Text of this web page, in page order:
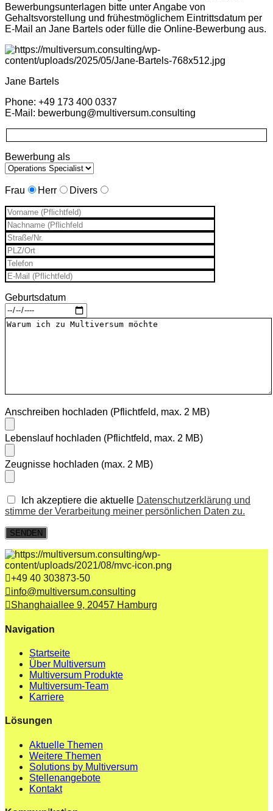
Bewerbungsunterlagen bitte unter Angabe von
Gehaltsvorstellung und frühestmöglichem Eintrittsdatum per
E-Mail an Jane Bartels oder fülle die Online-Bewerbung aus.
Jane Bartels
Phone: +49 173 400 0337
E-Mail: bewerbung@multiversum.consulting
Bewerbung als
Frau Herr Divers
Geburtsdatum
Anschreiben hochladen (Pflichtfeld, max. 2 MB)
Lebenslauf hochladen (Pflichtfeld, max. 2 MB)
Zeugnisse hochladen (max. 2 MB)
Ich akzeptiere die aktuelle Datenschutzerklärung und
stimme der Verarbeitung meiner persönlichen Daten zu.
+49 40 303873-50
info@multiversum.consulting
Shanghaiallee 9, 20457 Hamburg
Navigation
Startseite
Über Multiversum
Multiversum Produkte
Multiversum-Team
Karriere
Lösungen
Aktuelle Themen
Weitere Themen
Solutions by Multiversum
Stellenangebote
Kontakt